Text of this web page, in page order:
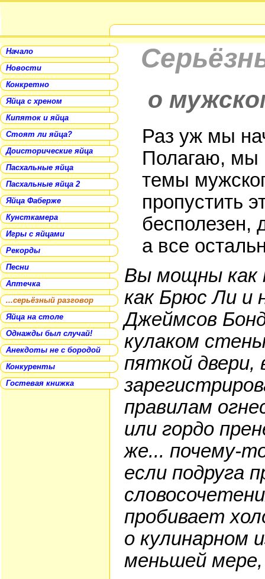
Начало
Новости
Конкретно
Яйца с хреном
Кипяток и яйца
Стоят ли яйца?
Доисторические яйца
Пасхальные яйца
Пасхальные яйца 2
Яйца Фаберже
Кунсткамера
Игры с яйцами
Рекорды
Песни
Аптечка
...серьёзный разговор
Яйца на столе
Однажды был случай!
Анекдоты не с бородой
Конкуренты
Гостевая книжка
о
Раз уж мы
Полагаю, мы
темы
пропустить
бесполезен,
а все
Вы мощны как
как Брюс Ли и
Джеймсов
кулаком
пяткой двери,
правилам
или гордо
же... почему-
если подруга
пробивает
о кулинарном
меньшей мере,